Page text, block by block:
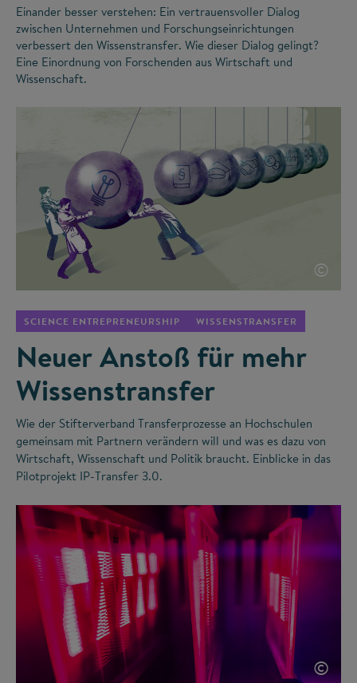
Einander besser verstehen: Ein vertrauensvoller Dialog
zwischen Unternehmen und Forschungseinrichtungen
verbessert den Wissenstransfer. Wie dieser Dialog gelingt?
Eine Einordnung von Forschenden aus Wirtschaft und
Wissenschaft.
©
SCIENCE ENTREPRENEURSHIP WISSENSTRANSFER
Neuer Anstoß für mehr
Wissenstransfer
Wie der Stifterverband Transferprozesse an Hochschulen
gemeinsam mit Partnern verändern will und was es dazu von
Wirtschaft, Wissenschaft und Politik braucht. Einblicke in das
Pilotprojekt IP-Transfer 3.0.
©